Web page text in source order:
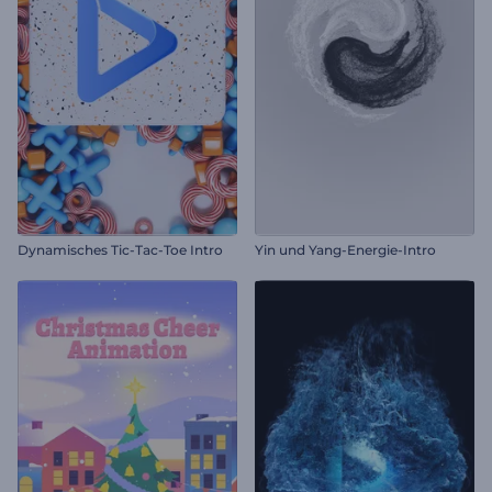
Dynamisches Tic-Tac-Toe Intro Yin und Yang-Energie-Intro